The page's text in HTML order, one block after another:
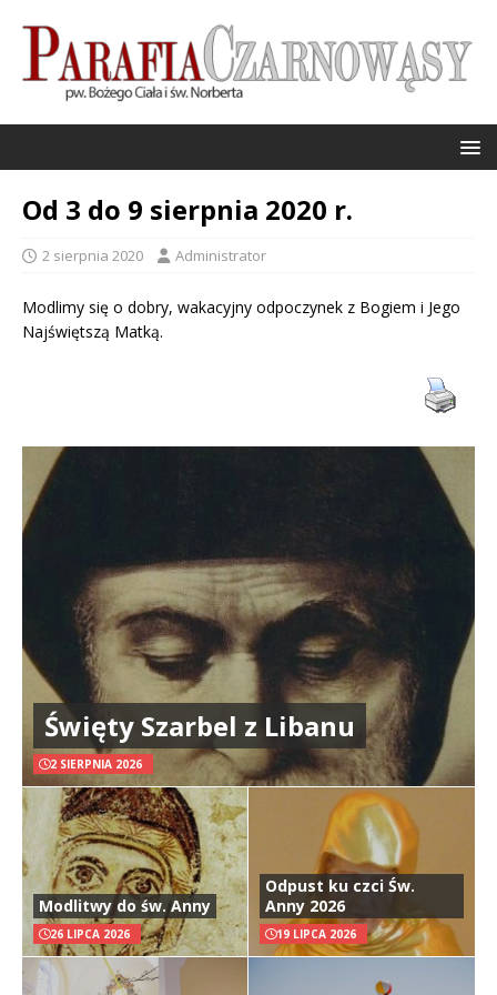
Od 3 do 9 sierpnia 2020 r.
2 sierpnia 2020 Administrator
Modlimy się o dobry, wakacyjny odpoczynek z Bogiem i Jego
Najświętszą Matką.
Święty Szarbel z Libanu
2 SIERPNIA 2026
Modlitwy do św. Anny
26 LIPCA 2026
Odpust ku czci Św.
Anny 2026
19 LIPCA 2026